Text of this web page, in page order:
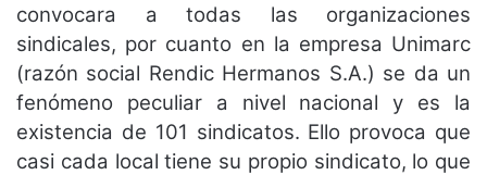
convocara a todas las organizaciones
sindicales, por cuanto en la empresa Unimarc
(razón social Rendic Hermanos S.A.) se da un
fenómeno peculiar a nivel nacional y es la
existencia de 101 sindicatos. Ello provoca que
casi cada local tiene su propio sindicato, lo que